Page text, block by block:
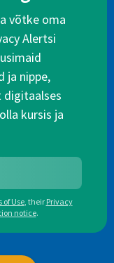
võtke oma
Alertsi
ja nippe,
digitaalses
kursis ja
of Use, their Privacy
notice.